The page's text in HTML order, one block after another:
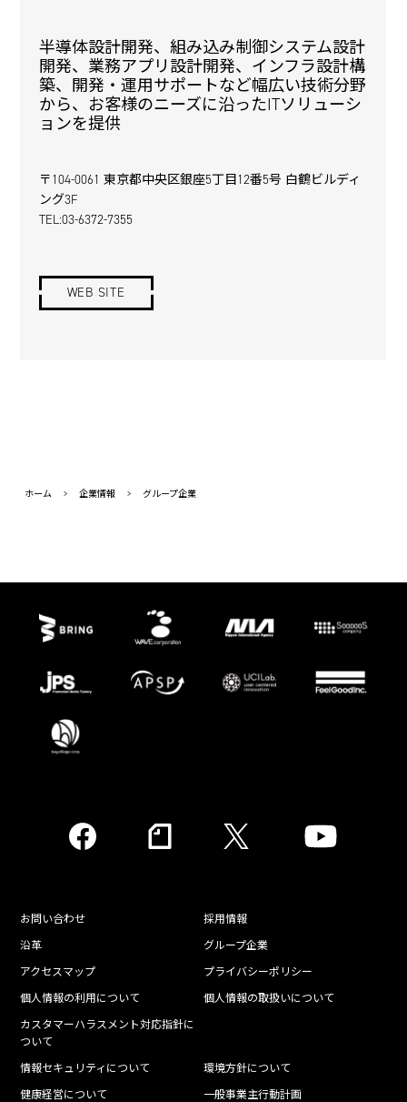
ホーム > 企業情報 > グループ企業
半導体設計開発、組み込み制御システム設計
開発、業務アプリ設計開発、インフラ設計構
築、開発・運用サポートなど幅広い技術分野
から、お客様のニーズに沿ったITソリューシ
ョンを提供
〒104-0061 東京都中央区銀座5丁目12番5号 白鶴ビルディ
ング3F
TEL:03-6372-7355
WEB SITE
お問い合わせ 採用情報
沿革 グループ企業
アクセスマップ プライバシーポリシー
個人情報の利用について 個人情報の取扱いについて
カスタマーハラスメント対応指針に
ついて
情報セキュリティについて 環境方針について
健康経営について 一般事業主行動計画